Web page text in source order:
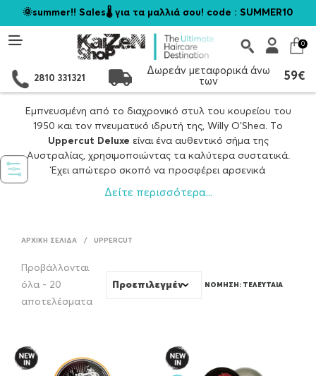
🌞summer!! Sales🌡️ για τα μαλλιά σου! code : SUMMER10
0
2810 331321
Δωρεάν μεταφορικά άνω
των
59€
Εμπνευσμένη από το διαχρονικό στυλ του κουρείου του
1950 και τον πνευματικό ιδρυτή της, Willy O’Shea. Tο
Uppercut Deluxe είναι ένα αυθεντικό σήμα της
Αυστραλίας, χρησιμοποιώντας τα καλύτερα συστατικά.
Έχει απώτερο σκοπό να προσφέρει αρσενικά
καλλωπιστικά προϊόντα υψηλής ποιότητας χωρίς
φανταχτερά διακοσμητικά στοιχεία.
χρήση μέτριας ποιότητας προϊόντων, που δεν ταιριάζουν
που ήταν απευθύνονται προς τη γυναίκα του άνδρα και
όχι μόνο στον ίδιο τον άνδρα. Έδωσε το κίνητρο στα
αγόρια για να δημιουργήσουν κάτι που θα
έχουμε αυτό το “Deluxe” αποτέλεσμα.
Δείτε περισσότερα...
ΑΡΧΙΚΉ ΣΕΛΊΔΑ / UPPERCUT
Προβάλλονται
όλα - 20
αποτελέσματαSorted